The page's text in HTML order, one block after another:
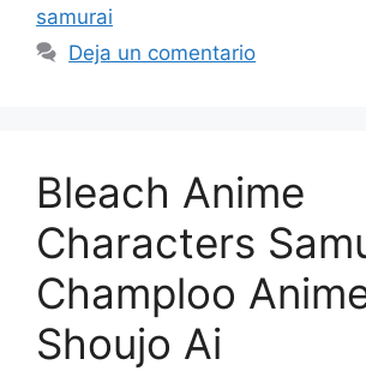
samurai
Deja un comentario
Bleach Anime
Characters
Champloo
Shoujo Ai